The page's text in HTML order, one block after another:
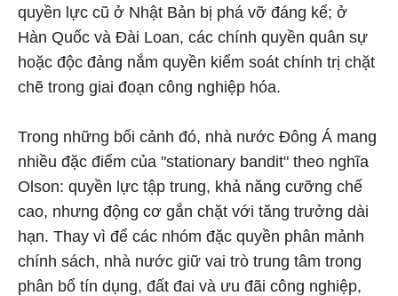
quyền lực cũ ở Nhật Bản bị phá vỡ đáng kể; ở
Hàn Quốc và Đài Loan, các chính quyền quân sự
hoặc độc đảng nắm quyền kiểm soát chính trị chặt
chẽ trong giai đoạn công nghiệp hóa.
Trong những bối cảnh đó, nhà nước Đông Á mang
nhiều đặc điểm của "stationary bandit" theo nghĩa
Olson: quyền lực tập trung, khả năng cưỡng chế
cao, nhưng động cơ gắn chặt với tăng trưởng dài
hạn. Thay vì để các nhóm đặc quyền phân mảnh
chính sách, nhà nước giữ vai trò trung tâm trong
phân bổ tín dụng, đất đai và ưu đãi công nghiệp,